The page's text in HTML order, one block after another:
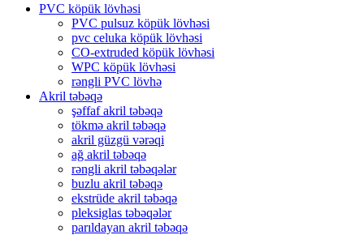
PVC köpük lövhəsi
PVC pulsuz köpük lövhəsi
pvc celuka köpük lövhəsi
CO-extruded köpük lövhəsi
WPC köpük lövhəsi
rəngli PVC lövhə
Akril təbəqə
şəffaf akril təbəqə
tökmə akril təbəqə
akril güzgü vərəqi
ağ akril təbəqə
rəngli akril təbəqələr
buzlu akril təbəqə
ekstrüde akril təbəqə
pleksiglas təbəqələr
parıldayan akril təbəqə